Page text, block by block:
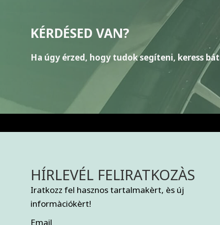
KÉRDÉSED VAN?
Ha úgy érzed, hogy tudok segíteni, keress
HÍRLEVÉL FELIRATKOZÀS
Iratkozz fel hasznos tartalmakèrt, ès új
informàciókèrt!
Email